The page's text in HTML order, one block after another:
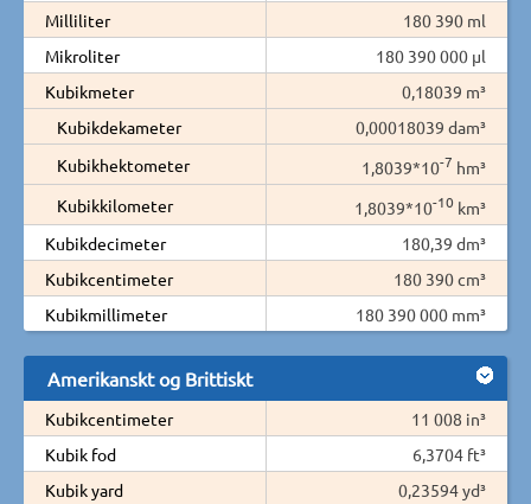
Milliliter
180 390 ml
Mikroliter
180 390 000 µl
Kubikmeter
0,18039 m³
Kubikdekameter
0,00018039 dam³
Kubikhektometer
1,8039*10-7 hm³
Kubikkilometer
1,8039*10-10 km³
Kubikdecimeter
180,39 dm³
Kubikcentimeter
180 390 cm³
Kubikmillimeter
180 390 000 mm³
Amerikanskt og Brittiskt
Kubikcentimeter
11 008 in³
Kubik fod
6,3704 ft³
Kubik yard
0,23594 yd³